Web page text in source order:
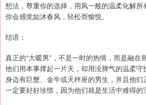
想法，尊重你的选择，用风一般的温柔化解所
你会感觉如沐春风，轻松而愉悦。
结语：
真正的“大暖男”，不是一时的热情，而是融在
他们用本事撑起一片天，却用没脾气的温柔
身边有巨蟹、金牛或天秤座的男生，并且他
一定要好好珍惜，因为他们就是生活中难得的